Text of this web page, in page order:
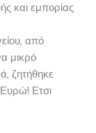
και εμπορίας
από
μικρό
ζητήθηκε
Ευρώ! Ετσι